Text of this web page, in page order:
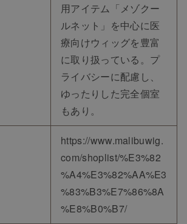
用アイテム「メゾクー
ルネット」を中心に医
療向けウィッグを豊富
に取り扱っている。プ
ライバシーに配慮し、
ゆったりした完全個室
もあり。
https://www.malibuwig.
com/shoplist/%E3%82
%A4%E3%82%AA%E3
%83%B3%E7%86%8A
%E8%B0%B7/